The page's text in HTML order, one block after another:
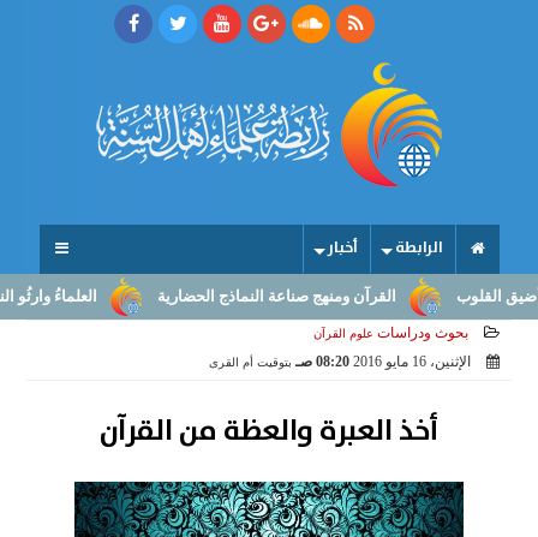
الرابطة أخبار
العلماءُ وارثُو النبوّة: القرآن ومنهج صناعة النماذج الحضارية
بحوث ودراسات علوم القرآن
الإثنين، 16 مايو 2016 08:20 صـ بتوقيت أم القرى
أخذ العبرة والعظة من القرآن